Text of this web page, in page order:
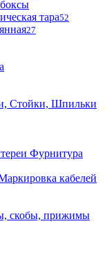
тара52
27
Стойки, Шпильки
Фурнитура
кабелей
скобы, прижимы